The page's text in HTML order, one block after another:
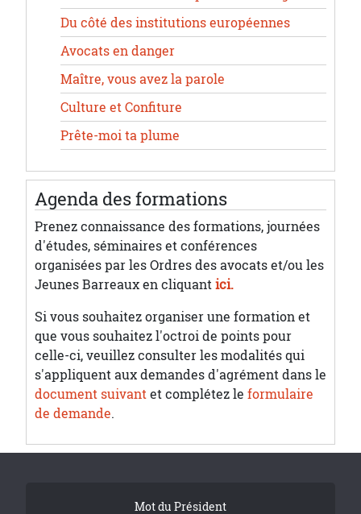
Du côté des institutions européennes
Avocats en danger
Maître, vous avez la parole
Culture et Confiture
Prête-moi ta plume
Agenda des formations
Prenez connaissance des formations, journées
d'études, séminaires et conférences
organisées par les Ordres des avocats et/ou les
Jeunes Barreaux en cliquantici.
Si vous souhaitez organiser une formation et
que vous souhaitez l'octroi de points pour
celle-ci, veuillez consulter les modalités qui
s'appliquent aux demandes d'agrément dans le
document suivantet complétez le formulaire
de demande.
Tribune FooterMot du Président